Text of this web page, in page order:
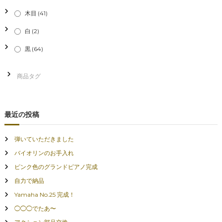
木目 (41)
白 (2)
黒 (64)
最近の投稿
弾いていただきました
バイオリンのお手入れ
ピンク色のグランドピアノ完成
自力で納品
Yamaha No.25 完成！
◯◯◯でたあ〜